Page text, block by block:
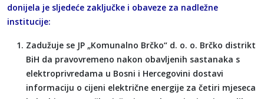
donijela je sljedeće zaključke i obaveze za nadležne
institucije:
Zadužuje se JP „Komunalno Brčko“ d. o. o. Brčko distrikt
BiH da pravovremeno nakon obavljenih sastanaka s
elektroprivredama u Bosni i Hercegovini dostavi
informaciju o cijeni električne energije za četiri mjeseca